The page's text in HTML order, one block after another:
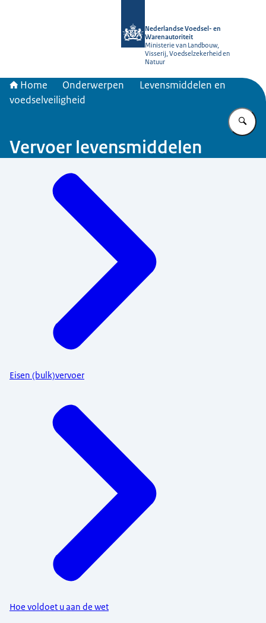
Nederlandse Voedsel- en
Warenautoriteit
Ministerie van Landbouw,
Visserij, Voedselzekerheid en
Natuur
Home Onderwerpen
Levensmiddelen en
voedselveiligheid
Vervoer levensmiddelen
Eisen (bulk)vervoer
Hoe voldoet u aan de wet